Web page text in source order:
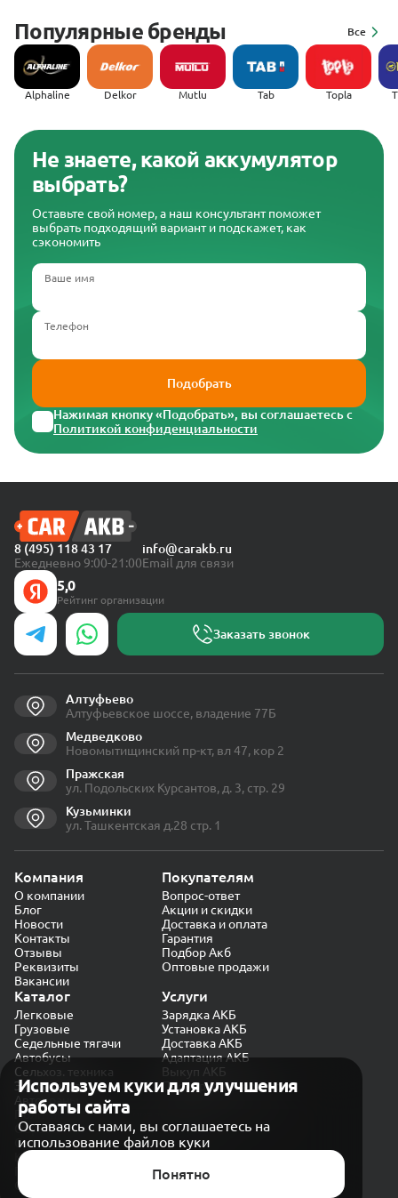
Популярные бренды Все
Alphaline Delkor Mutlu Tab Topla
Не знаете, какой аккумулятор
выбрать?
Оставьте свой номер, а наш консультант поможет
выбрать подходящий вариант и подскажет, как
сэкономить
Ваше имя
Телефон
Подобрать
Нажимая кнопку «Подобрать», вы соглашаетесь с
Политикой конфиденциальности
Используем куки для улучшения
работы сайта
Оставаясь с нами, вы соглашаетесь на
использование файлов куки
Понятно
8 (495) 118 43 17
Ежедневно 9:00-21:00
info@carakb.ru
Email для связи
5,0
Рейтинг организации
Заказать звонок
Алтуфьево
Алтуфьевское шоссе, владение 77Б
Медведково
Новомытищинский пр-кт, вл 47, кор 2
Пражская
ул. Подольских Курсантов, д. 3, стр. 29
Кузьминки
ул. Ташкентская д.28 стр. 1
Компания
О компании
Блог
Новости
Контакты
Отзывы
Реквизиты
Вакансии
Покупателям
Вопрос-ответ
Акции и скидки
Доставка и оплата
Гарантия
Подбор Акб
Оптовые продажи
Каталог
Легковые
Грузовые
Седельные тягачи
Автобусы
Сельхоз. техника
Экскаваторы
Автокраны
Услуги
Зарядка АКБ
Установка АКБ
Доставка АКБ
Адаптация АКБ
Выкуп АКБ
Проверка генератора
Политика конфиденциальности
Обработка персональных данных
Согласие на обработку в «Яндекс.Метрика»
Карта сайта
© CARAKB 2026. Все права защищены